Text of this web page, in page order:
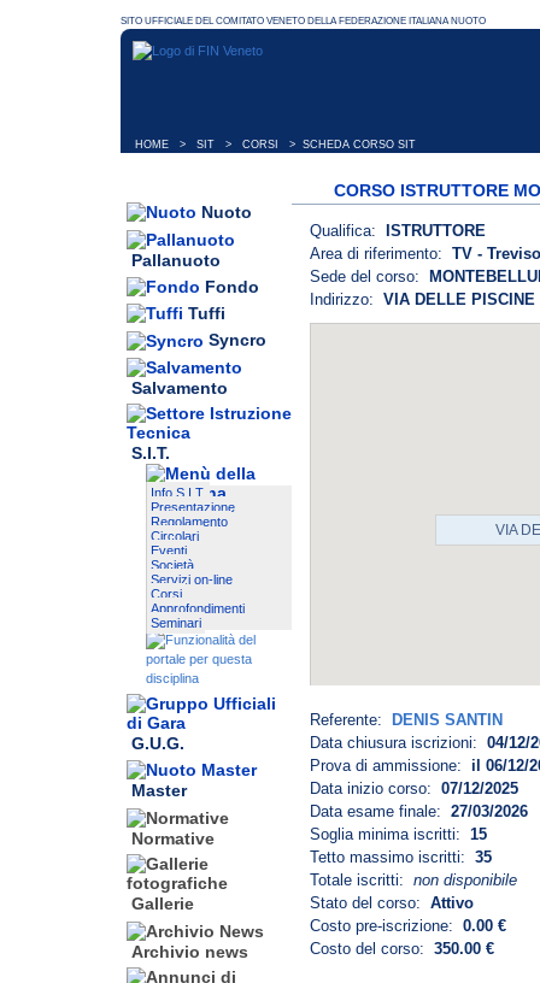
HOME > SIT > CORSI > SCHEDA CORSO SIT
Nuoto
Pallanuoto
Fondo
Tuffi
Syncro
Salvamento
S.I.T.
Info S.I.T.
Presentazione
Regolamento
Circolari
Eventi
Società
Servizi on-line
Corsi
Approfondimenti
Seminari
G.U.G.
Master
Normative
Gallerie
Archivio news
CORSO ISTRUTTORE
Qualifica:
ISTRUTTORE
Area di riferimento: TV -
Sede del corso:
Indirizzo: VIA DELLE PISCINE
VIA
Referente:
DENIS SANTIN
Data chiusura iscrizioni: 04/12/
Prova di ammissione: il 06/12/
Data inizio corso: 07/12/2025
Data esame finale: 27/03/2026
Soglia minima iscritti: 15
Tetto massimo iscritti: 35
Totale iscritti: non disponibile
Stato del corso: Attivo
Costo pre-iscrizione: 0.00 €
Costo del corso: 350.00 €